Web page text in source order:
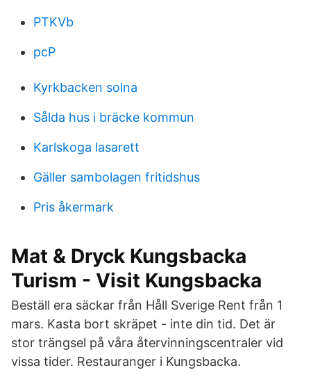
PTKVb
pcP
Kyrkbacken solna
Sålda hus i bräcke kommun
Karlskoga lasarett
Gäller sambolagen fritidshus
Pris åkermark
Mat & Dryck Kungsbacka
Turism - Visit Kungsbacka
Beställ era säckar från Håll Sverige Rent från 1
mars. Kasta bort skräpet - inte din tid. Det är
stor trängsel på våra återvinningscentraler vid
vissa tider. Restauranger i Kungsbacka.